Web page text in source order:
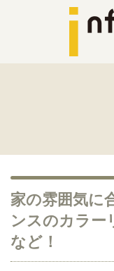
家の雰囲気に
ンスのカラー
など！